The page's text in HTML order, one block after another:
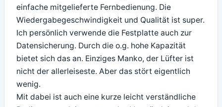
einfache mitgelieferte Fernbedienung. Die
Wiedergabegeschwindigkeit und Qualität ist super.
Ich persönlich verwende die Festplatte auch zur
Datensicherung. Durch die o.g. hohe Kapazität
bietet sich das an. Einziges Manko, der Lüfter ist
nicht der allerleiseste. Aber das stört eigentlich
wenig.
Mit dabei ist auch eine kurze leicht verständliche